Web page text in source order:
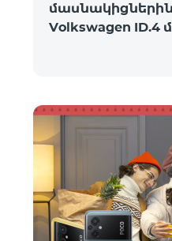
Volkswagen ID.4